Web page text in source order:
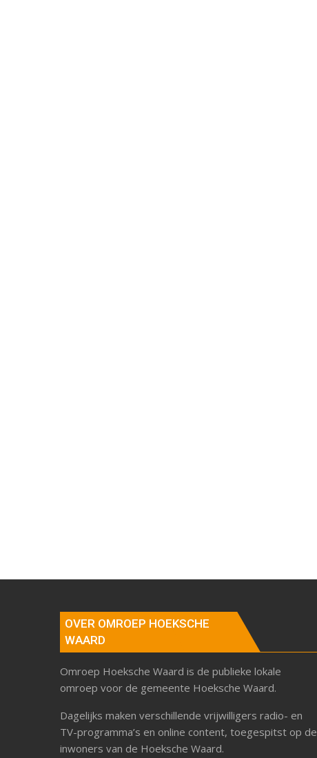
OVER OMROEP HOEKSCHE
WAARD
Omroep Hoeksche Waard is de publieke lokale
omroep voor de gemeente Hoeksche Waard.
Dagelijks maken verschillende vrijwilligers radio- en
TV-programma’s en online content, toegespitst op de
inwoners van de Hoeksche Waard.